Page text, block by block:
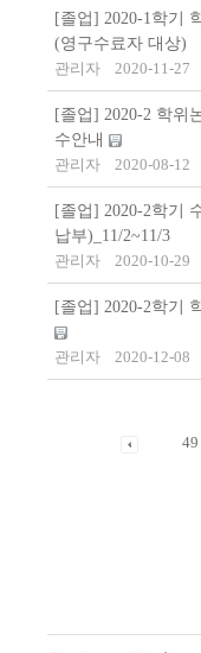
[졸업] 2020-1학기
(영구수료자 대상)
관리자
2020-11-27
[졸업] 2020-2 학위
수안내
관리자
2020-08-12
[졸업] 2020-2학기
납부)_11/2~11/3
관리자
2020-10-29
[졸업] 2020-2학기
관리자 2020-12-08
49